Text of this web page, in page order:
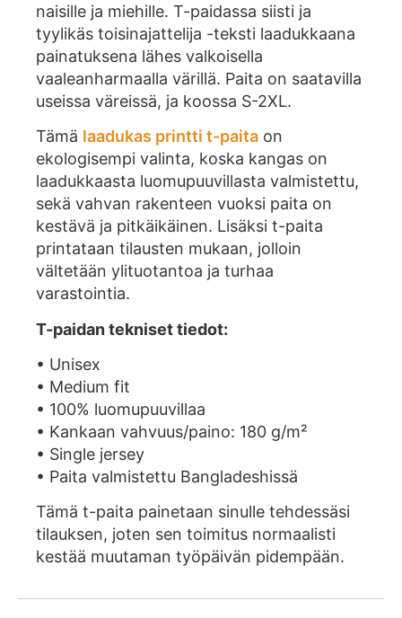
naisille ja miehille. T-paidassa siisti ja
tyylikäs toisinajattelija -teksti laadukkaana
painatuksena lähes valkoisella
vaaleanharmaalla värillä. Paita on saatavilla
useissa väreissä, ja koossa S-2XL.
Tämä laadukas printti t-paita on
ekologisempi valinta, koska kangas on
laadukkaasta luomupuuvillasta valmistettu,
sekä vahvan rakenteen vuoksi paita on
kestävä ja pitkäikäinen. Lisäksi t-paita
printataan tilausten mukaan, jolloin
vältetään ylituotantoa ja turhaa
varastointia.
T-paidan tekniset tiedot:
• Unisex
• Medium fit
• 100% luomupuuvillaa
• Kankaan vahvuus/paino: 180 g/m²
• Single jersey
• Paita valmistettu Bangladeshissä
Tämä t-paita painetaan sinulle tehdessäsi
tilauksen, joten sen toimitus normaalisti
kestää muutaman työpäivän pidempään.